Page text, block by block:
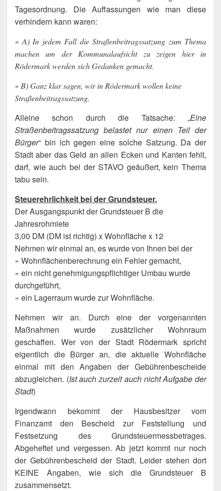
Tagesordnung. Die Auffassungen wie man diese
verhindern kann waren:
» A) In jedem Fall die Straßenbeitragssatzung zum Thema
machen um der Kommunalaufsicht zu zeigen hier in
Rödermark werden sich Gedanken gemacht.
» B) Ganz klar sagen, wir in Rödermark wollen keine
Straßenbeitragssatzung.
Alleine schon durch die Tatsache: „Eine
Straßenbeitragssatzung belastet nur einen Teil der
Bürger“ bin ich gegen eine solche Satzung. Da der
Stadt aber das Geld an allen Ecken und Kanten fehlt,
darf, wie auch bei der STAVO geäußert, kein Thema
tabu sein.
Steuerehrlichkeit bei der Grundsteuer.
Der Ausgangspunkt der Grundsteuer B die
Jahresrohmiete
3,00 DM (DM ist richtig) x Wohnfläche x 12
Nehmen wir einmal an, es wurde von Ihnen bei der
» Wohnflächenberechnung ein Fehler gemacht,
» ein nicht genehmigungspflichtiger Umbau wurde
durchgeführt,
» ein Lagerraum wurde zur Wohnfläche.
Nehmen wir an. Durch eine der vorgenannten
Maßnahmen wurde zusätzlicher Wohnraum
geschaffen. Wer von der Stadt Rödermark spricht
eigentlich die Bürger an, die aktuelle Wohnfläche
einmal mit den Angaben der Gebührenbescheide
abzugleichen. (Ist auch zurzeit auch nicht Aufgabe der
Stadt)
Irgendwann bekommt der Hausbesitzer vom
Finanzamt den Bescheid zur Feststellung und
Festsetzung des Grundsteuermessbetrages.
Abgeheftet und vergessen. Ab jetzt kommt nur noch
der Gebührenbescheid der Stadt. Leider stehen dort
KEINE Angaben, wie sich die Grundsteuer B
zusammensetzt.